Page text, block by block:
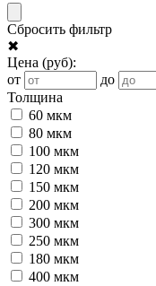
Сбросить фильтр
✖
Цена (руб):
от
до
Толщина
60 мкм
80 мкм
100 мкм
120 мкм
150 мкм
200 мкм
300 мкм
250 мкм
180 мкм
400 мкм